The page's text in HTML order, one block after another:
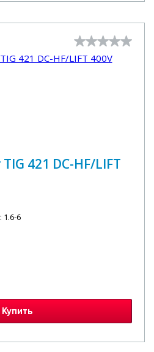
421 DC-HF/LIFT
6
Купить